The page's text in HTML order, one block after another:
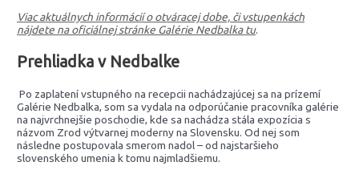
Viac aktuálnych informácií o otváracej dobe, či vstupenkách
nájdete na oficiálnej stránke Galérie Nedbalka tu.
Prehliadka v Nedbalke
Po zaplatení vstupného na recepcii nachádzajúcej sa na prízemí
Galérie Nedbalka, som sa vydala na odporúčanie pracovníka galérie
na najvrchnejšie poschodie, kde sa nachádza stála expozícia s
názvom Zrod výtvarnej moderny na Slovensku. Od nej som
následne postupovala smerom nadol – od najstaršieho
slovenského umenia k tomu najmladšiemu.